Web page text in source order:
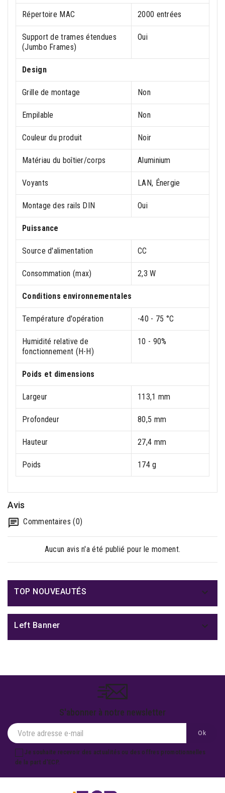
Répertoire MAC 2000 entrées
Support de trames étendues
(Jumbo Frames)
Oui
Design
Grille de montage Non
Empilable Non
Couleur du produit Noir
Matériau du boîtier/corps Aluminium
Voyants LAN, Énergie
Montage des rails DIN Oui
Puissance
Source d'alimentation CC
Consommation (max) 2,3 W
Conditions environnementales
Température d'opération -40 - 75 °C
Humidité relative de
fonctionnement (H-H)
10 - 90%
Poids et dimensions
Largeur 113,1 mm
Profondeur 80,5 mm
Hauteur 27,4 mm
Poids 174 g
Avis
Commentaires (0)
Aucun avis n'a été publié pour le moment.
TOP NOUVEAUTÉS 
Left Banner 
S'abonner à notre newsletter
Je souhaite recevoir des actualités ou des offres promotionnelles
de la part d'ECP.